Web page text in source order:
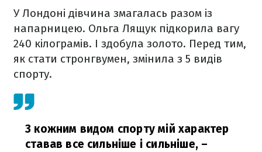
У Лондоні дівчина змагалась разом із
напарницею. Ольга Лящук підкорила вагу
240 кілограмів. І здобула золото. Перед тим,
як стати стронгвумен, змінила з 5 видів
спорту.
З кожним видом спорту мій характер
ставав все сильніше і сильніше, –